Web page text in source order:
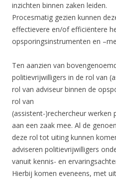
inzichten binnen zaken leiden.
Procesmatig gezien kunnen
effectievere en/of efficiëntere
opsporingsinstrumenten en
Ten aanzien van
politievrijwilligers in de rol van
rol van adviseur binnen de
rol van
(assistent-)rechercheur werken
aan een zaak mee. Al de
deze rol tot uiting kunnen
adviseren politievrijwilligers
vanuit kennis- en
Hierbij komen eveneens, met